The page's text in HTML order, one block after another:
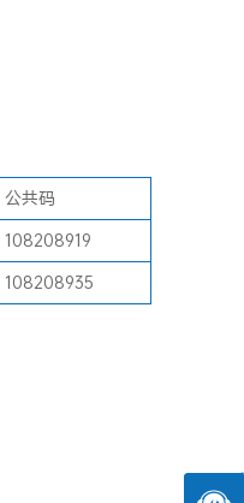
公共码
108208919
108208935